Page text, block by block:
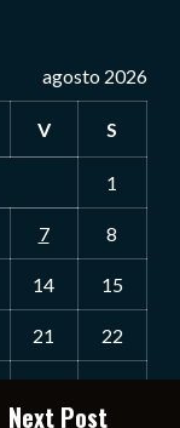
agosto 2026
V S
1
7 8
14 15
21 22
28 29
Next Post